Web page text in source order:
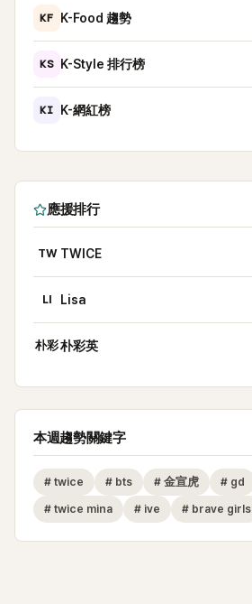
KF K-Food 趨勢
KS K-Style 排行榜
KI K-網紅榜
應援排行
TW TWICE
LI Lisa
朴彩朴彩英
本週趨勢關鍵字
# twice # bts # 金宣虎 # gd
# twice mina # ive # brave girls